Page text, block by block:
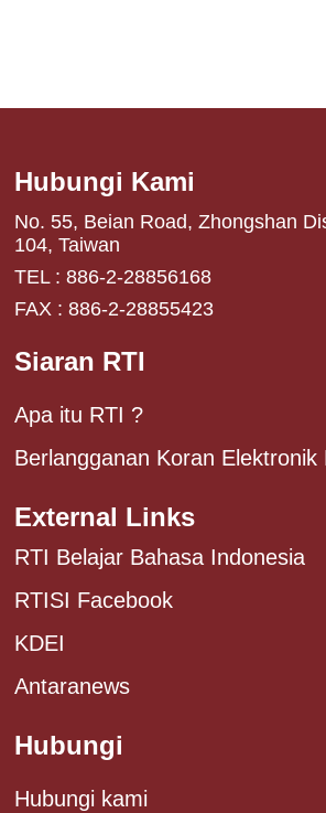
Hubungi Kami
No. 55, Beian Road, Zhongshan
104, Taiwan
TEL : 886-2-28856168
FAX : 886-2-28855423
Siaran RTI
Apa itu RTI ?
Berlangganan Koran Elektronik
External Links
RTI Belajar Bahasa Indonesia
RTISI Facebook
KDEI
Antaranews
Hubungi
Hubungi kami